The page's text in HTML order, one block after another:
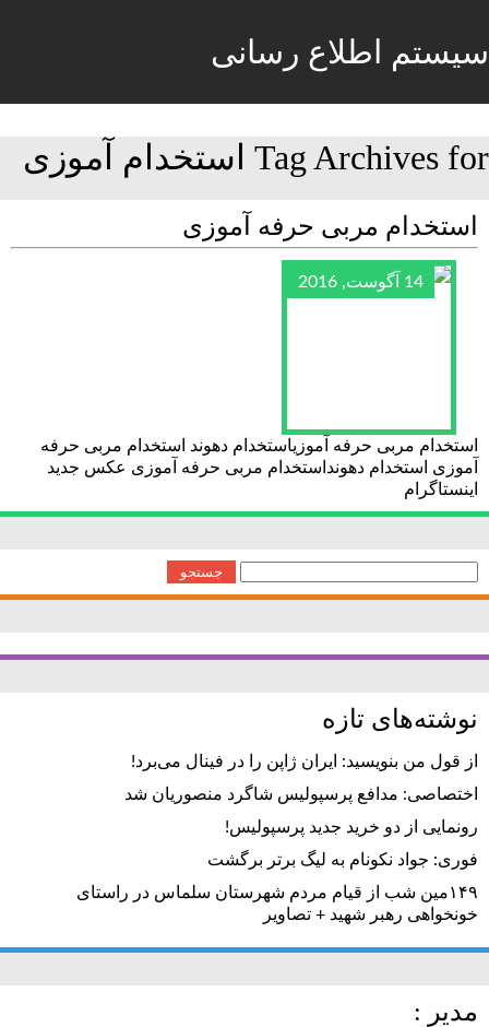
سیستم اطلاع رسانی
Tag Archives for استخدام آموزی
استخدام مربی حرفه آموزی
14 آگوست, 2016
استخدام مربی حرفه آموزیاستخدام دهوند استخدام مربی حرفه
آموزی استخدام دهونداستخدام مربی حرفه آموزی عکس جدید
اینستاگرام
برای:
نوشته‌های تازه
از قول من بنویسید: ایران ژاپن را در فینال می‌برد!
اختصاصی: مدافع پرسپولیس شاگرد منصوریان شد
رونمایی از دو خرید جدید پرسپولیس!
فوری: جواد نکونام به لیگ برتر برگشت
۱۴۹مین شب از قیام مردم شهرستان سلماس در راستای
خونخواهی رهبر شهید + تصاویر
مدیر :